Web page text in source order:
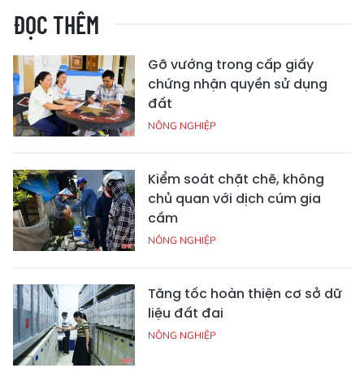
ĐỌC THÊM
Gỡ vướng trong cấp giấy
chứng nhận quyền sử dụng
đất
NÔNG NGHIỆP
Kiểm soát chặt chẽ, không
chủ quan với dịch cúm gia
cầm
NÔNG NGHIỆP
Tăng tốc hoàn thiện cơ sở dữ
liệu đất đai
NÔNG NGHIỆP